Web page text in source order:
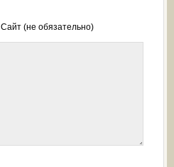
Сайт (не обязательно)